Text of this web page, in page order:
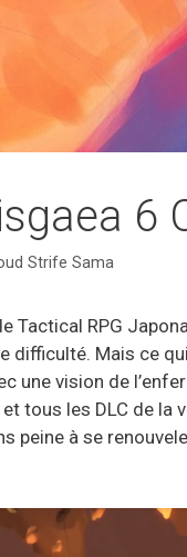
6
Strife Sama
Tactical RPG
difficulté. Mais ce
une vision de
tous les DLC de la
peine à se